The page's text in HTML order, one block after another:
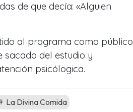
de que decía: «Alguien
al programa como público
del estudio y
psicólogica.
La Divina Comida